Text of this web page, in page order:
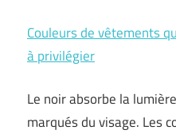
Couleurs de vêtements
à privilégier
Le noir absorbe la
marqués du visage. Les